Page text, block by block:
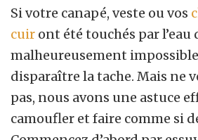
Si votre canapé, veste ou vos
cuir ont été touchés par l’eau
malheureusement
disparaître la tache. Mais ne
pas, nous avons une astuce
camoufler et faire comme si